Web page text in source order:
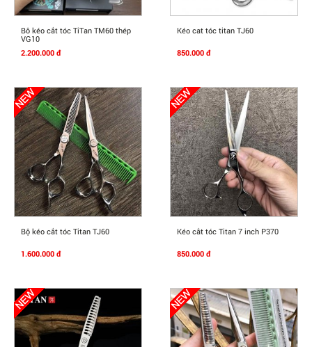
Mua Ngay
Bô kéo cắt tóc TiTan TM60 thép
VG10
2.200.000 đ
Mua Ngay
Kéo cat tóc titan TJ60
850.000 đ
Mua Ngay
Bộ kéo cắt tóc Titan TJ60
1.600.000 đ
Mua Ngay
Kéo cắt tóc Titan 7 inch P370
850.000 đ